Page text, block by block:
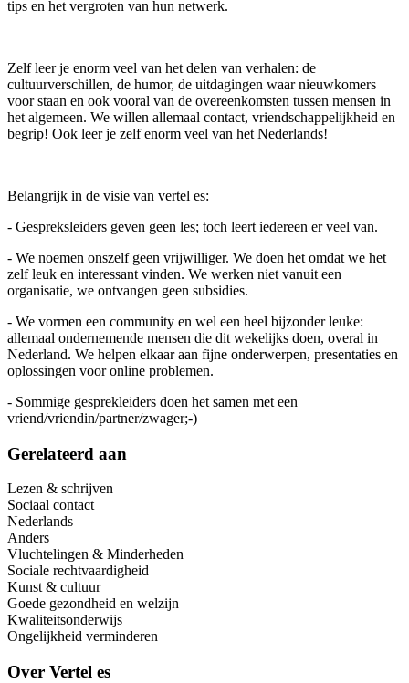
tips en het vergroten van hun netwerk.
Zelf leer je enorm veel van het delen van verhalen: de
cultuurverschillen, de humor, de uitdagingen waar nieuwkomers
voor staan en ook vooral van de overeenkomsten tussen mensen in
het algemeen. We willen allemaal contact, vriendschappelijkheid en
begrip! Ook leer je zelf enorm veel van het Nederlands!
Belangrijk in de visie van vertel es:
- Gespreksleiders geven geen les; toch leert iedereen er veel van.
- We noemen onszelf geen vrijwilliger. We doen het omdat we het
zelf leuk en interessant vinden. We werken niet vanuit een
organisatie, we ontvangen geen subsidies.
- We vormen een community en wel een heel bijzonder leuke:
allemaal ondernemende mensen die dit wekelijks doen, overal in
Nederland. We helpen elkaar aan fijne onderwerpen, presentaties en
oplossingen voor online problemen.
- Sommige gesprekleiders doen het samen met een
vriend/vriendin/partner/zwager;-)
Gerelateerd aan
Lezen & schrijven
Sociaal contact
Nederlands
Anders
Vluchtelingen & Minderheden
Sociale rechtvaardigheid
Kunst & cultuur
Goede gezondheid en welzijn
Kwaliteitsonderwijs
Ongelijkheid verminderen
Over Vertel es